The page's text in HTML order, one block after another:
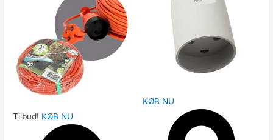
Tilbud! KØB NU
KØB NU